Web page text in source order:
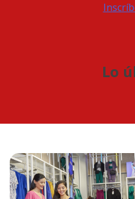
Lo